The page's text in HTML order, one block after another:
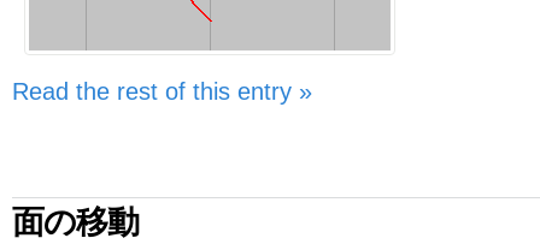
Read the rest of this entry »
面の移動